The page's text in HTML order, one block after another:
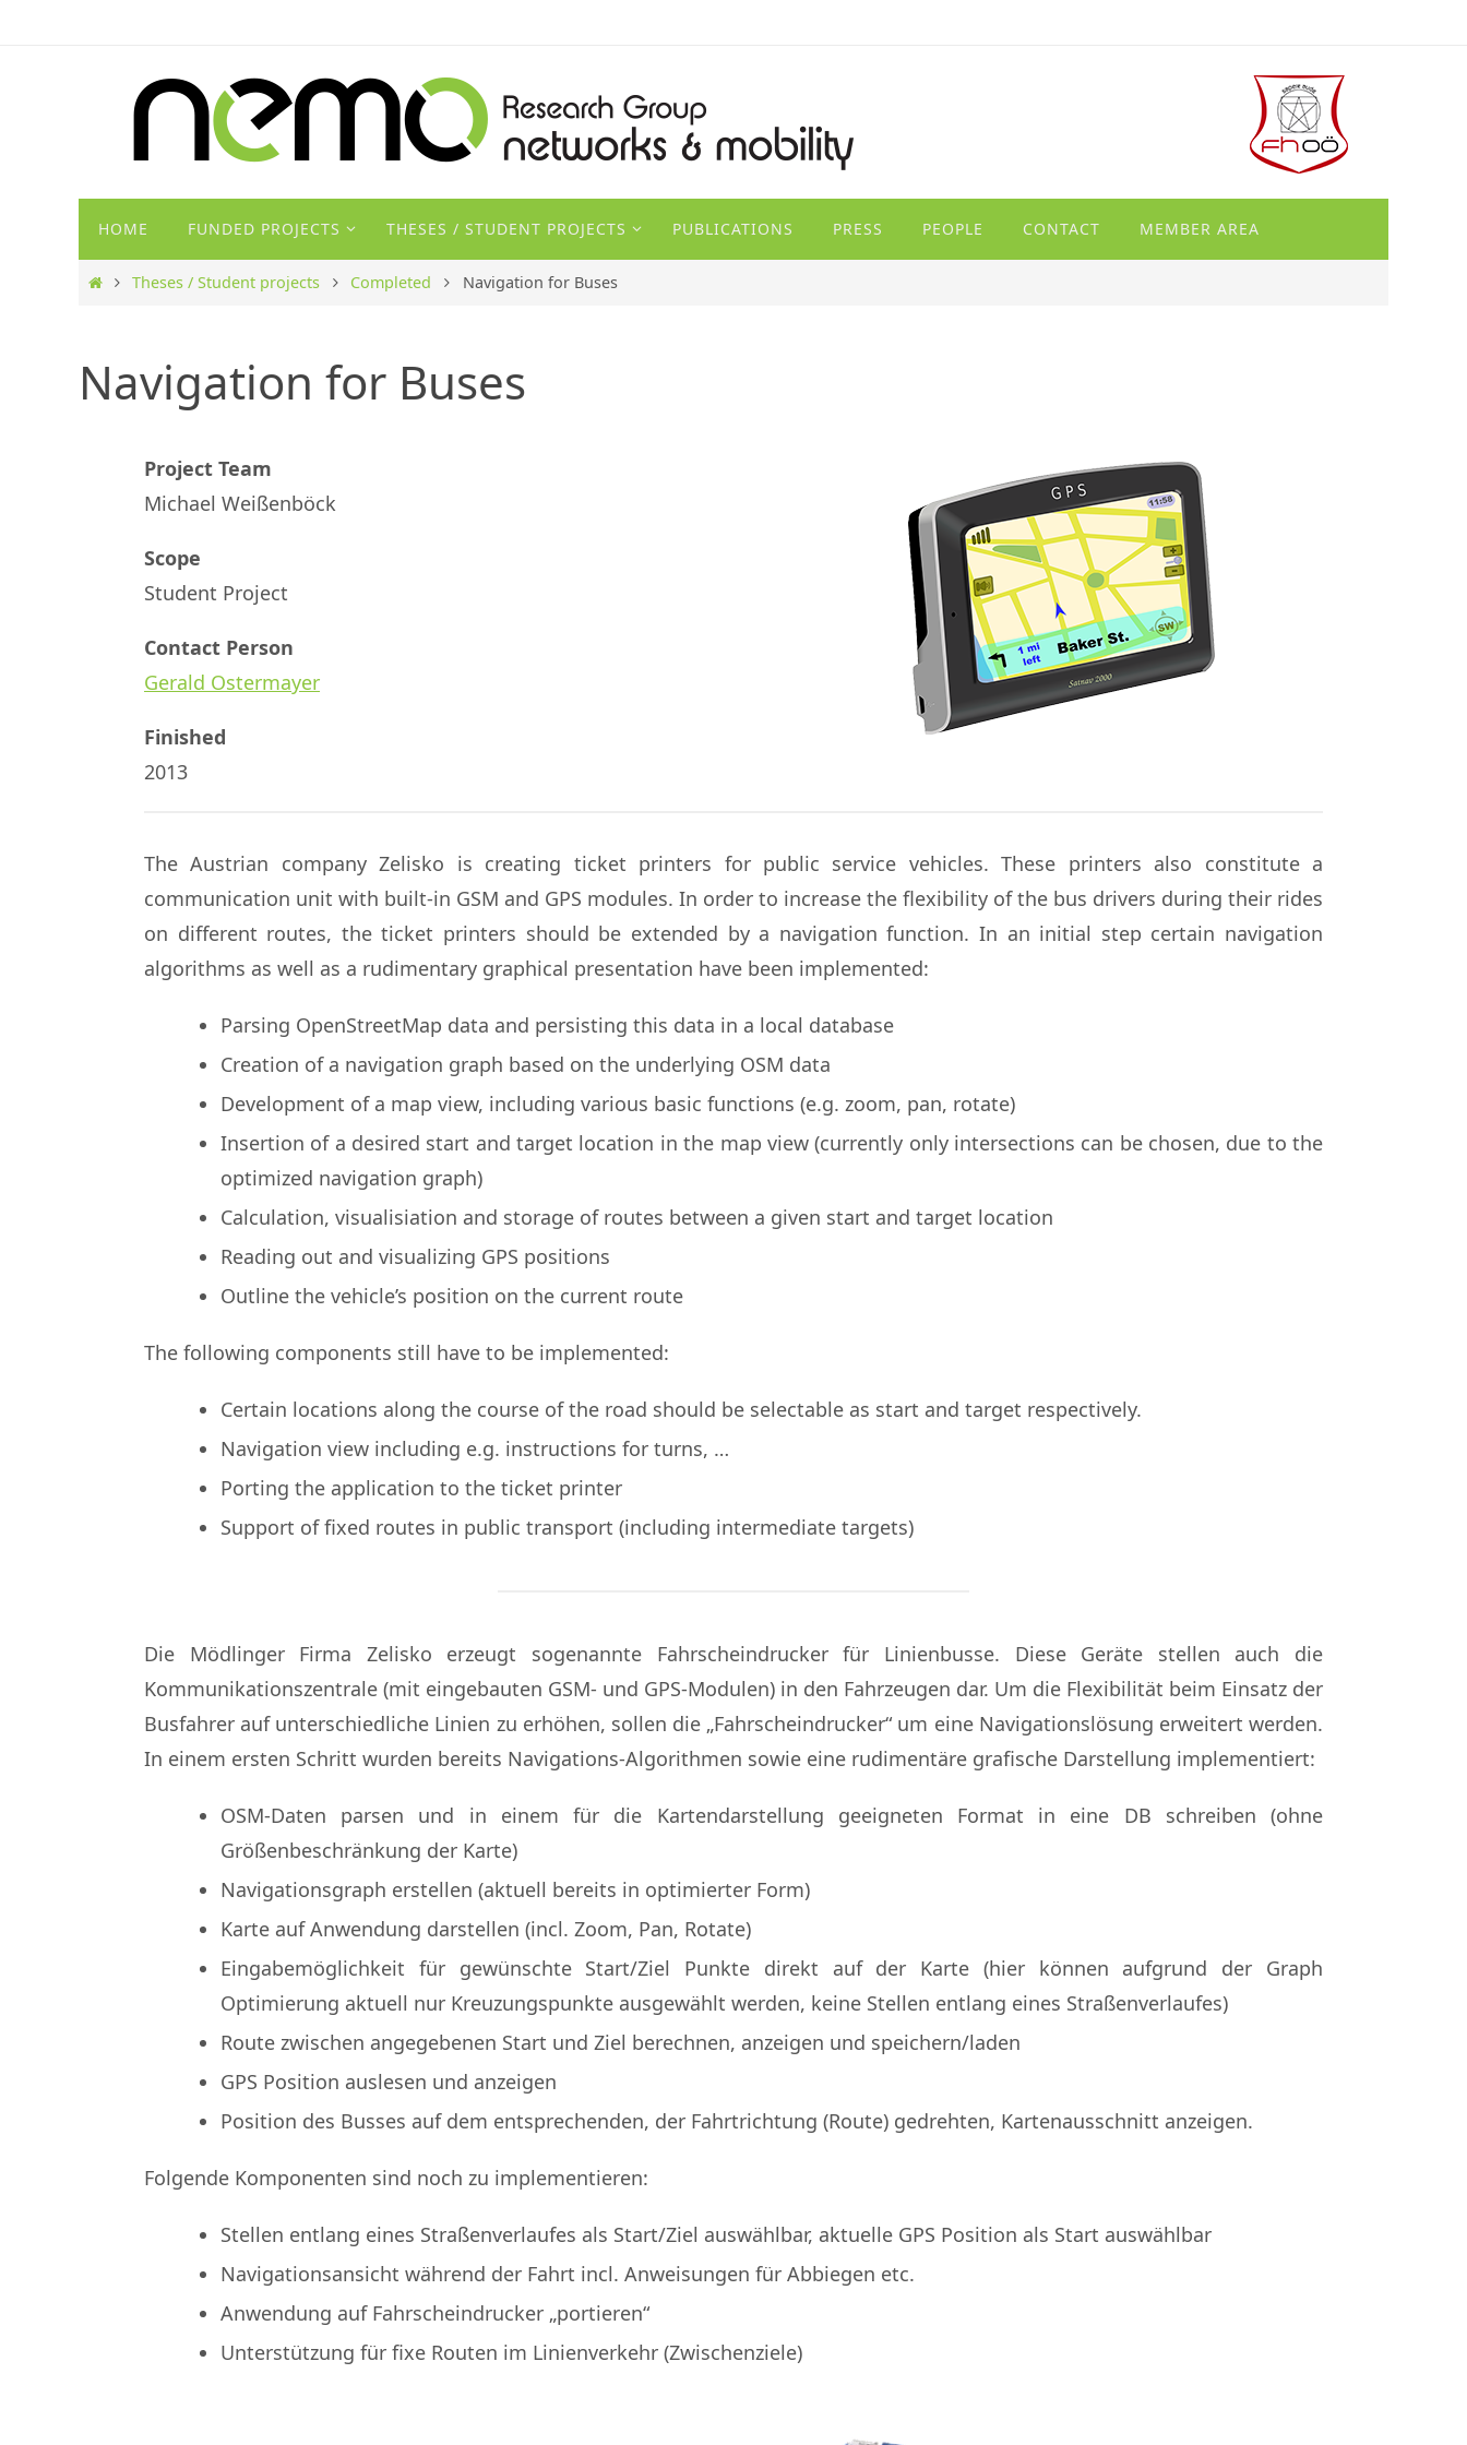
Inhalt
springen
HOME FUNDED PROJECTS THESES / STUDENT PROJECTS PUBLICATIONS PRESS PEOPLE CONTACT MEMBER AREA
StartTheses / Student projects Completed Navigation for Buses
Navigation for Buses
Project Team
Michael Weißenböck
Scope
Student Project
Contact Person
Gerald Ostermayer
Finished
2013
The Austrian company Zelisko is creating ticket printers for public service vehicles. These printers also constitute a
communication unit with built-in GSM and GPS modules. In order to increase the flexibility of the bus drivers during their rides
on different routes, the ticket printers should be extended by a navigation function. In an initial step certain navigation
algorithms as well as a rudimentary graphical presentation have been implemented:
Parsing OpenStreetMap data and persisting this data in a local database
Creation of a navigation graph based on the underlying OSM data
Development of a map view, including various basic functions (e.g. zoom, pan, rotate)
Insertion of a desired start and target location in the map view (currently only intersections can be chosen, due to the
optimized navigation graph)
Calculation, visualisiation and storage of routes between a given start and target location
Reading out and visualizing GPS positions
Outline the vehicle’s position on the current route
The following components still have to be implemented:
Certain locations along the course of the road should be selectable as start and target respectively.
Navigation view including e.g. instructions for turns, …
Porting the application to the ticket printer
Support of fixed routes in public transport (including intermediate targets)
Die Mödlinger Firma Zelisko erzeugt sogenannte Fahrscheindrucker für Linienbusse. Diese Geräte stellen auch die
Kommunikationszentrale (mit eingebauten GSM- und GPS-Modulen) in den Fahrzeugen dar. Um die Flexibilität beim Einsatz der
Busfahrer auf unterschiedliche Linien zu erhöhen, sollen die „Fahrscheindrucker“ um eine Navigationslösung erweitert werden.
In einem ersten Schritt wurden bereits Navigations-Algorithmen sowie eine rudimentäre grafische Darstellung implementiert:
OSM-Daten parsen und in einem für die Kartendarstellung geeigneten Format in eine DB schreiben (ohne
Größenbeschränkung der Karte)
Navigationsgraph erstellen (aktuell bereits in optimierter Form)
Karte auf Anwendung darstellen (incl. Zoom, Pan, Rotate)
Eingabemöglichkeit für gewünschte Start/Ziel Punkte direkt auf der Karte (hier können aufgrund der Graph
Optimierung aktuell nur Kreuzungspunkte ausgewählt werden, keine Stellen entlang eines Straßenverlaufes)
Route zwischen angegebenen Start und Ziel berechnen, anzeigen und speichern/laden
GPS Position auslesen und anzeigen
Position des Busses auf dem entsprechenden, der Fahrtrichtung (Route) gedrehten, Kartenausschnitt anzeigen.
Folgende Komponenten sind noch zu implementieren:
Stellen entlang eines Straßenverlaufes als Start/Ziel auswählbar, aktuelle GPS Position als Start auswählbar
Navigationsansicht während der Fahrt incl. Anweisungen für Abbiegen etc.
Anwendung auf Fahrscheindrucker „portieren“
Unterstützung für fixe Routen im Linienverkehr (Zwischenziele)